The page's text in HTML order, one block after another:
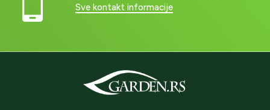
Sve kontakt informacije